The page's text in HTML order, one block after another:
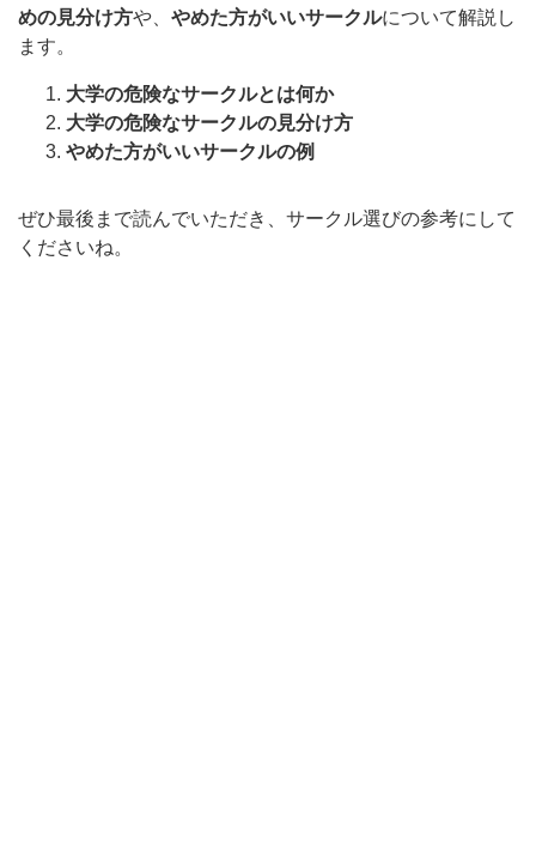
めの見分け方や、 やめた方がいいサークルについて解説し
ます。
大学の危険なサークルとは何か
大学の危険なサークルの見分け方
やめた方がいいサークルの例
ぜひ最後まで読んでいただき、サークル選びの参考にして
くださいね。